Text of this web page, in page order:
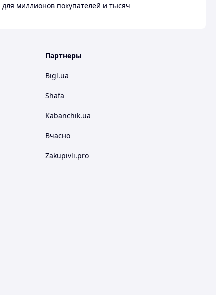
миллионов покупателей и тысяч
Партнеры
Bigl.ua
Shafa
Kabanchik.ua
Вчасно
Zakupivli.pro